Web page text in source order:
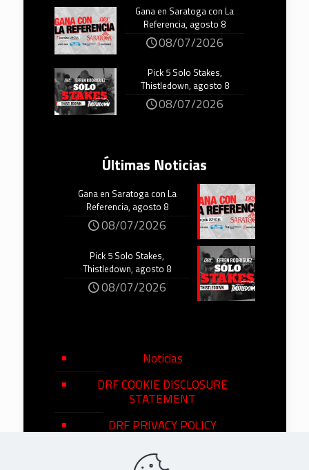
Gana en Saratoga con La
Referencia, agosto 8
08/07/2026
Pick 5 Solo Stakes,
Thistledown, agosto 8
08/07/2026
Últimas Noticias
Gana en Saratoga con La
Referencia, agosto 8
08/07/2026
Pick 5 Solo Stakes,
Thistledown, agosto 8
08/07/2026
Noticias
DRF COOKIE DISCLOSURE
STATEMENT
DRF PRIVACY POLICY